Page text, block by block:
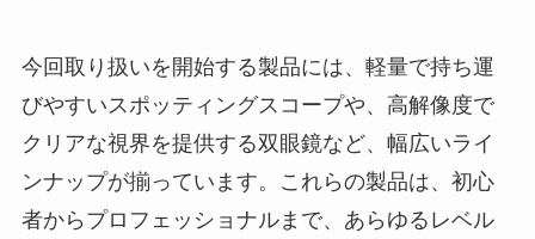
今回取り扱いを開始する製品には、軽量で持ち運
びやすいスポッティングスコープや、高解像度で
クリアな視界を提供する双眼鏡など、幅広いライ
ンナップが揃っています。これらの製品は、初心
者からプロフェッショナルまで、あらゆるレベル